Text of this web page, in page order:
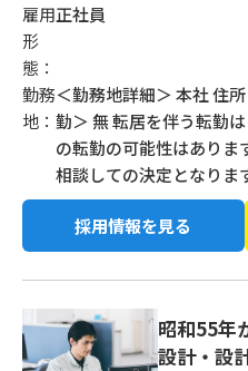
雇用
形
態：
正社員
勤務
地：
＜勤務地詳細＞ 本社 住
勤＞ 無 転居を伴う転勤
の転勤の可能性はあり
相談しての決定となりま
採用情報を見る
昭和55年
設計・設